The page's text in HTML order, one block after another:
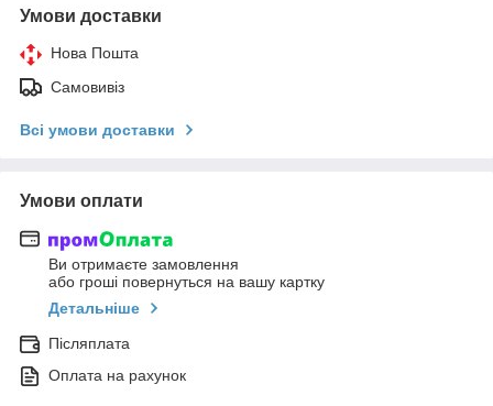
Умови доставки
Нова Пошта
Самовивіз
Всі умови доставки
Умови оплати
Ви отримаєте замовлення
або гроші повернуться на вашу картку
Детальніше
Післяплата
Оплата на рахунок